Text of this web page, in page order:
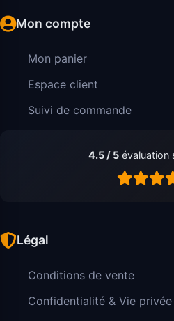
Mon compte
Mon panier
Espace client
Suivi de commande
4.5 / 5 évaluation
Légal
Conditions de vente
Confidentialité & Vie privée